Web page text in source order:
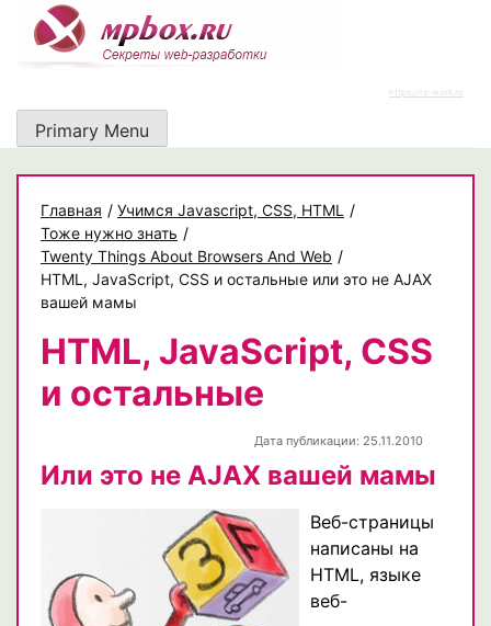
content
https://rz-work.ru
Primary Menu
Главная / Учимся Javascript, CSS, HTML
/
Тоже нужно знать /
Twenty Things About Browsers And Web /
HTML, JavaScript, CSS и остальные или это не AJAX
вашей мамы
HTML, JavaScript, CSS
и остальные
Дата публикации: 25.11.2010
Или это не AJAX вашей мамы
Веб-страницы
написаны на
HTML, языке
веб-